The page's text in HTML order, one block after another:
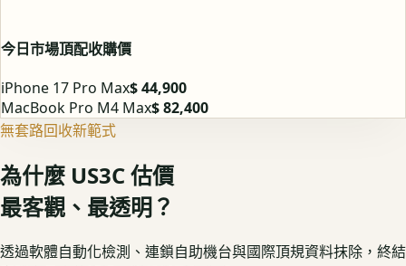
今日市場頂配收購價
iPhone 17 Pro Max$ 44,900
MacBook Pro M4 Max$ 82,400
無套路回收新範式
為什麼 US3C 估價
最客觀、最透明？
透過軟體自動化檢測、連鎖自助機台與國際頂規資料抹除，終結